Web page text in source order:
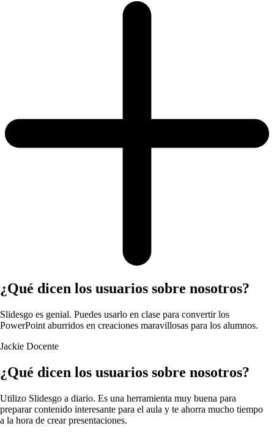
¿Qué dicen los usuarios sobre nosotros?
Slidesgo es genial. Puedes usarlo en clase para convertir los
PowerPoint aburridos en creaciones maravillosas para los alumnos.
Jackie Docente
¿Qué dicen los usuarios sobre nosotros?
Utilizo Slidesgo a diario. Es una herramienta muy buena para
preparar contenido interesante para el aula y te ahorra mucho tiempo
a la hora de crear presentaciones.